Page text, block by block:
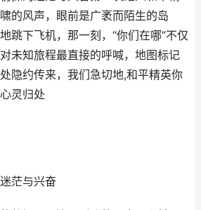
的风声，眼前是广袤而陌生的岛
跳下飞机，那一刻，“你们在哪”不仅
未知旅程最直接的呼喊，地图标记
隐约传来，我们急切地,和平精英你
灵归处
茫与兴奋